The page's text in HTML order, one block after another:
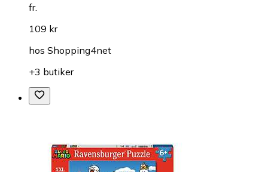
fr.
109 kr
hos Shopping4net
+3 butiker